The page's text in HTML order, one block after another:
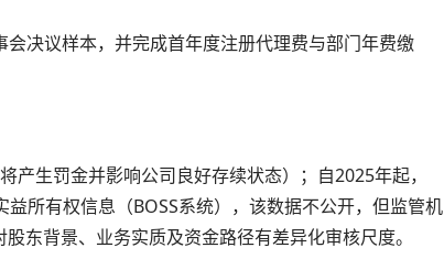
决议样本，并完成首年度注册代理费与部门年费缴
生罚金并影响公司良好存续状态）；自2025年起，
所有权信息（BOSS系统），该数据不公开，但监管机
东背景、业务实质及资金路径有差异化审核尺度。